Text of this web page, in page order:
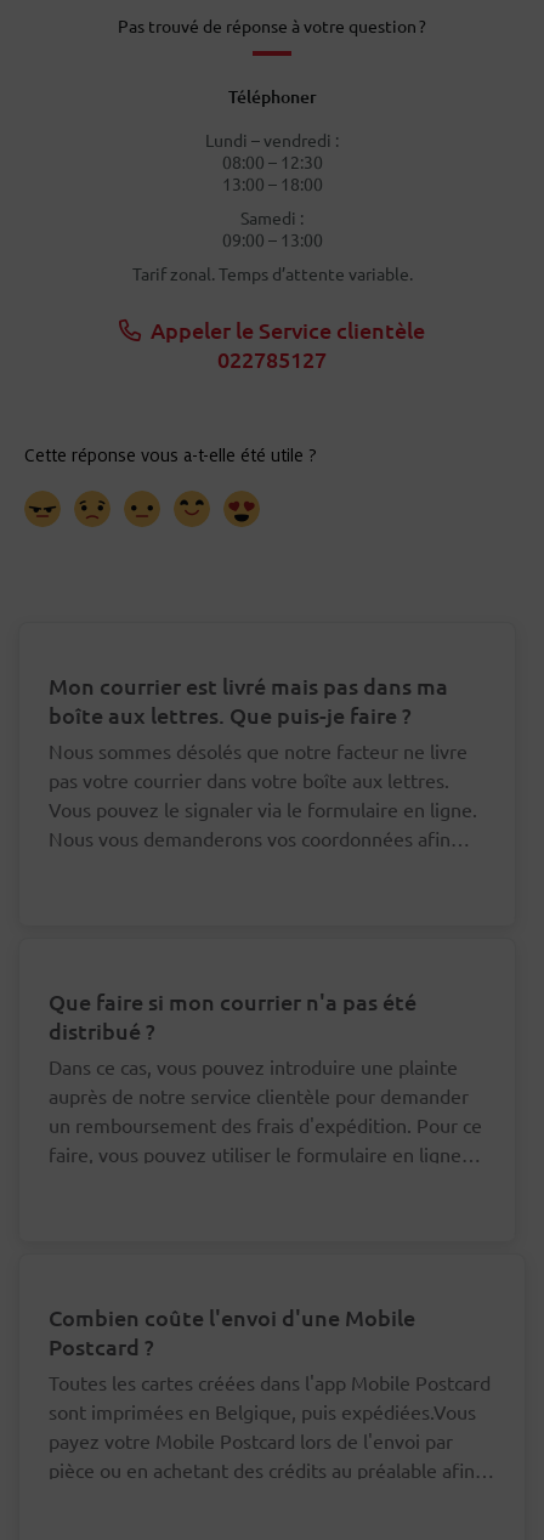
Pas trouvé de réponse à votre question ?
Téléphoner
Lundi – vendredi :
08:00 – 12:30
13:00 – 18:00
Samedi :
09:00 – 13:00
Tarif zonal. Temps d’attente variable.
Appeler le Service clientèle
022785127
Mon courrier est livré mais pas dans ma
boîte aux lettres. Que puis-je faire ?
Nous sommes désolés que notre facteur ne livre
pas votre courrier dans votre boîte aux lettres.
Vous pouvez le signaler via le formulaire en ligne.
Nous vous demanderons vos coordonnées afin
Que faire si mon courrier n'a pas été
distribué ?
Dans ce cas, vous pouvez introduire une plainte
auprès de notre service clientèle pour demander
un remboursement des frais d'expédition. Pour ce
faire, vous pouvez utiliser le formulaire en ligne
Combien coûte l'envoi d'une Mobile
Postcard ?
Toutes les cartes créées dans l'app Mobile Postcard
sont imprimées en Belgique, puis expédiées.Vous
payez votre Mobile Postcard lors de l'envoi par
pièce ou en achetant des crédits au préalable afin